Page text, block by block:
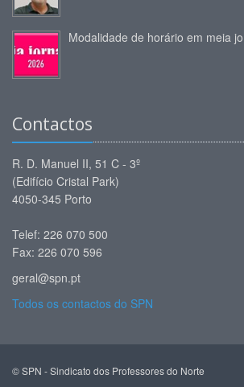
Modalidade de horário em meia
Contactos
R. D. Manuel II, 51 C - 3º
(Edifício Cristal Park)
4050-345 Porto
Telef: 226 070 500
Fax: 226 070 596
geral@spn.pt
Todos os contactos do SPN
© SPN - Sindicato dos Professores do Norte